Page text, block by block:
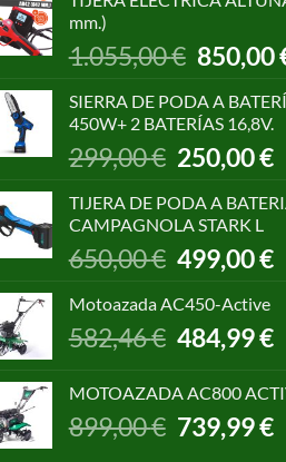
mm.)
1.055,00€ El
precio
original
era:
1.055,00 €.
850,00
SIERRA DE PODA A
450W+ 2 BATERÍAS 16,8V.
299,00€ El
precio
original
era:
299,00 €.
250,00€El
TIJERA DE PODA A
CAMPAGNOLA STARK L
650,00€
El
precio
original
650,00 €.
499,00€El
Motoazada AC450-Active
582,46€
El
precio
era:
582,46 €.
484,99€El
MOTOAZADA AC800
899,00€ El
precio
739,99€El